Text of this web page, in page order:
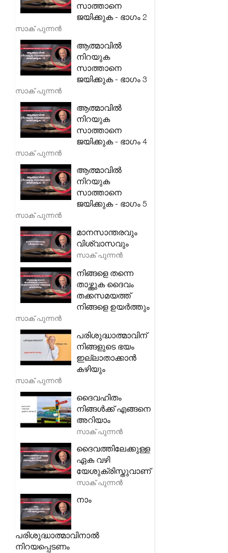
സാത്താനെ
ജയിക്കുക - ഭാഗം 2
സാക് പുന്നൻ
ആത്മാവിൽ
നിറയുക
സാത്താനെ
ജയിക്കുക - ഭാഗം 3
സാക് പുന്നൻ
ആത്മാവിൽ
നിറയുക
സാത്താനെ
ജയിക്കുക - ഭാഗം 4
സാക് പുന്നൻ
ആത്മാവിൽ
നിറയുക
സാത്താനെ
ജയിക്കുക - ഭാഗം 5
സാക് പുന്നൻ
മാനസാന്തരവും
വിശ്വാസവും
സാക് പുന്നൻ
നിങ്ങളെ തന്നെ
താഴ്ത്തുക ദൈവം
തക്കസമയത്ത്
നിങ്ങളെ ഉയർത്തും
സാക് പുന്നൻ
പരിശുദ്ധാത്മാവിന്
നിങ്ങളുടെ ഭയം
ഇല്ലാതാക്കാൻ
കഴിയും
സാക് പുന്നൻ
ദൈവഹിതം
നിങ്ങൾക്ക് എങ്ങനെ
അറിയാം
സാക് പുന്നൻ
ദൈവത്തിലേക്കുള്ള
ഏക വഴി
യേശുക്രിസ്തുവാണ്
സാക് പുന്നൻ
നാം
പരിശുദ്ധാത്മാവിനാൽ
നിറയപ്പെടണം